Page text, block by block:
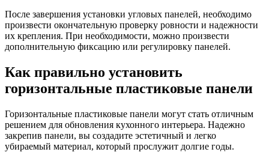
После завершения установки угловых панелей, необходимо
произвести окончательную проверку ровности и надежности
их крепления. При необходимости, можно произвести
дополнительную фиксацию или регулировку панелей.
Как правильно установить
горизонтальные пластиковые панели
Горизонтальные пластиковые панели могут стать отличным
решением для обновления кухонного интерьера. Надежно
закрепив панели, вы создадите эстетичный и легко
убираемый материал, который прослужит долгие годы.